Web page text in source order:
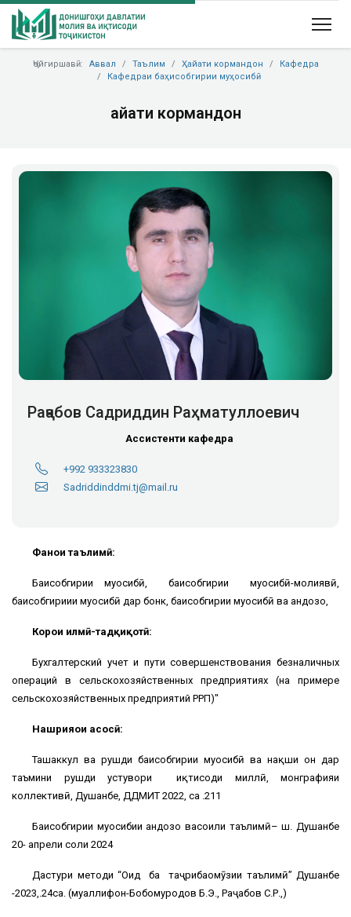
Ҷойгиршавӣ: Аввал Таълим Ҳайати кормандон
Кафедра
Кафедраи баҳисобгирии муҳосибӣ
Ҳайати кормандон
Раҷабов Садриддин Раҳматуллоевич
Ассистенти кафедра
+992 933323830
Sadriddinddmi.tj@mail.ru
Фанҳои таълимӣ:
Баҳисобгирии муҳосибӣ, баҳисобгирии муҳосибӣ-молиявӣ,
баҳисобгириии муҳосибӣ дар бонкҳ, баҳисобгирии муҳосибӣ ва андозҳо,
Корҳои илмӣ-тадқиқотӣ:
Бухгалтерский учет и пути совершенствования безналичных
операций в сельскохозяйственных предприятиях (на примере
сельскохозяйственных предприятий РРП)"
Нашрияҳои асосӣ:
Ташаккул ва рушди баҳисобгирии муҳосибӣ ва нақши он дар
таъмини рушди устувори иқтисоди миллӣ, монграфияи
коллективӣ, Душанбе, ДДМИТ 2022, саҳ .211
Баҳисобгирии муҳосибии андозҳо васоили таълимӣ– ш. Душанбе
20- апрели соли 2024
Дастури методи “Оид ба таҷрибаомӯзии таълимӣ” Душанбе
-2023,.24саҳ. (муаллифон-Бобомуродов Б.Э., Раҷабов С.Р.,)